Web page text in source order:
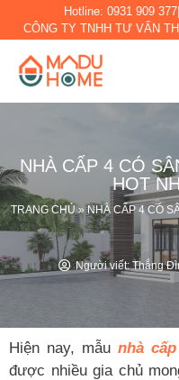
Hotline: 0931 909 377
CÔNG TY TNHH TƯ VẤN
NHÀ CẤP 4 CÓ
HOT
TRANG CHỦ »NHÀ CẤP 4 CÓ
Người viết:Thắng
Hiện nay, mẫu nhà
được nhiều gia chủ